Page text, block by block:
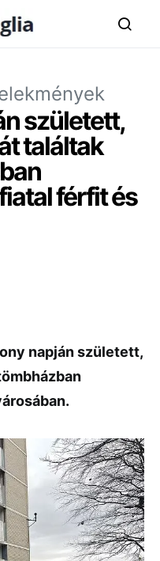
született,
találtak
férfit és
napján született,